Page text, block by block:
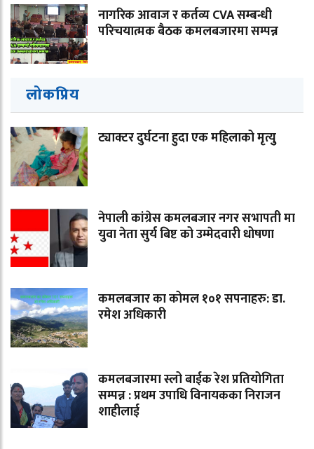
नागरिक आवाज र कर्तव्य CVA सम्बन्धी
परिचयात्मक बैठक कमलबजारमा सम्पन्न
लोकप्रिय
ट्याक्टर दुर्घटना हुदा एक महिलाको मृत्युु
नेपाली कांग्रेस कमलबजार नगर सभापती मा
युवा नेता सुर्य बिष्ट को उम्मेदवारी धोषणा
कमलबजार का कोमल १०१ सपनाहरु: डा.
रमेश अधिकारी
कमलबजारमा स्लो बाईक रेश प्रतियोगिता
सम्पन्न : प्रथम उपाधि विनायकका निराजन
शाहीलाई